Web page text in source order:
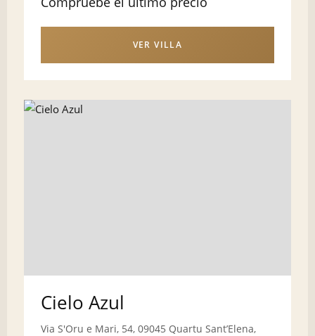
VER VILLA
Cielo Azul
Via S'Oru e Mari, 54, 09045 Quartu SantʼElena,